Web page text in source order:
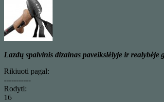
Lazdų spalvinis dizainas paveikslėlyje ir realybėje
Rikiuoti pagal:
-----------
Rodyti:
16